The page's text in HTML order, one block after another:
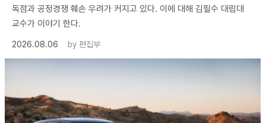
독점과 공정경쟁 훼손 우려가 커지고 있다. 이에 대해 김필수 대림대
교수가 이야기 한다.
2026.08.06
by 편집부